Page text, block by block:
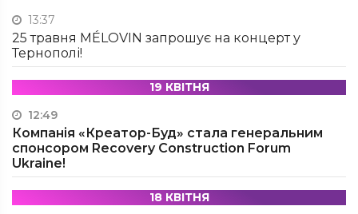
13:37
25 травня MÉLOVIN запрошує на концерт у
Тернополі!
19 КВІТНЯ
12:49
Компанія «Креатор-Буд» стала генеральним
спонсором Recovery Construction Forum
Ukraine!
18 КВІТНЯ